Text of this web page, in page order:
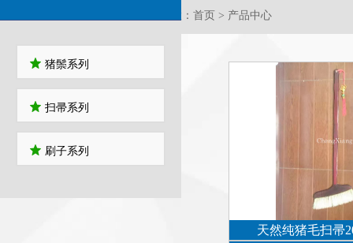
当前位置：首页 > 产品中心
猪鬃系列
扫帚系列
刷子系列
天然纯猪毛扫帚